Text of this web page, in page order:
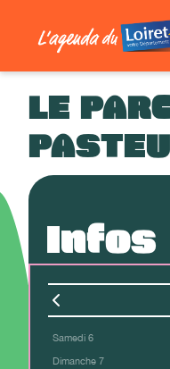
LE
Infos
Samedi 6
Dimanche 7